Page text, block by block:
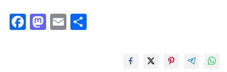
Fa
ce
M
as
E
m